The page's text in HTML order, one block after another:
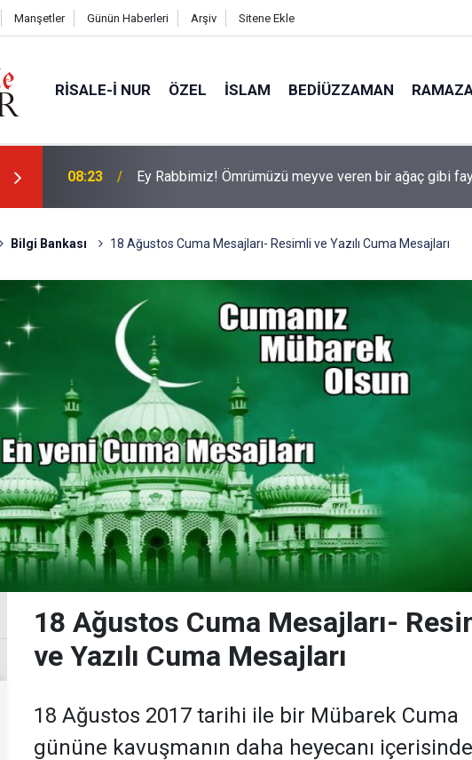
Manşetler Günün Haberleri Arşiv Sitene Ekle
RISALE-I NUR ÖZEL İSLAM BEDIÜZZAMAN
02:15
Bediüzzaman: O parçacık hava, cilve-i kudret-i
hurafeli tezat olur
Bilgi Bankası 18 Ağustos Cuma Mesajları- Resimli ve Yazılı Cuma Mesajları
18 Ağustos Cuma Mesajları-
ve Yazılı Cuma Mesajları
18 Ağustos 2017 tarihi ile bir Mübarek Cuma
gününe kavuşmanın daha heyecanı